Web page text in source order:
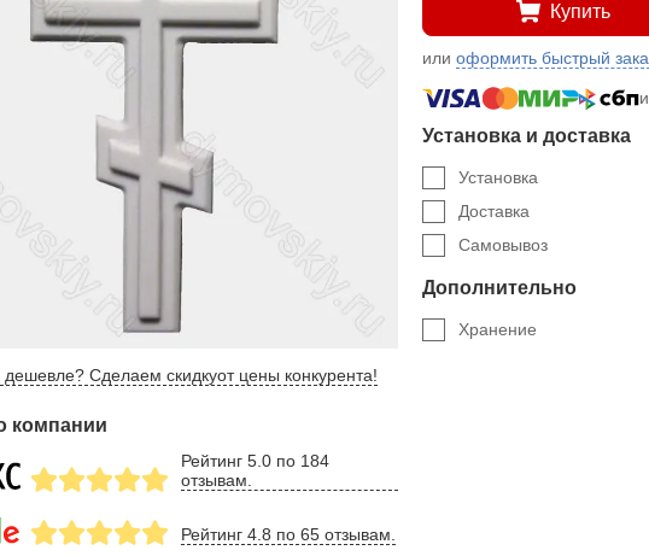
Сделаем скидкуот цены конкурента!
компании
Рейтинг 5.0 по 184
отзывам.
Рейтинг 4.8 по 65 отзывам.
Купить
илиоформить быстрый
Установка и доставка
Установка
Доставка
Самовывоз
Дополнительно
Хранение